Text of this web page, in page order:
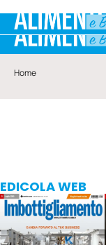
Home
EDICOLA WEB